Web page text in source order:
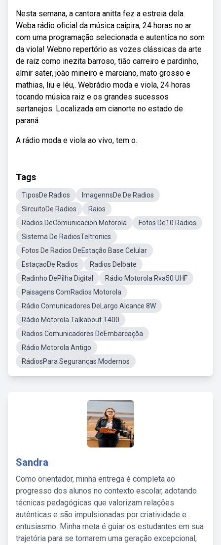
Nesta semana, a cantora anitta fez a estreia dela.
Weba rádio oficial da música caipira, 24 horas no ar
com uma programação selecionada e autentica no som
da viola! Webno repertório as vozes clássicas da arte
de raiz como inezita barroso, tião carreiro e pardinho,
almir sater, joão mineiro e marciano, mato grosso e
mathias, liu e léu,. Webrádio moda e viola, 24 horas
tocando música raiz e os grandes sucessos
sertanejos. Localizada em cianorte no estado de
paraná.
A rádio moda e viola ao vivo, tem o.
Tags
TiposDe Radios
ImagennsDe De Radios
SircuitoDe Radios
Raios
Radios DeComunicacion Motorola
Fotos De10 Radios
Sistema De RadiosTeltronics
Fotos De Radios DeEstação Base Celular
EstaçaoDe Radios
Radios DeIbate
Radinho DePilha Digital
Rádio Motorola Rva50 UHF
Paisagens ComRadios Motorola
Rádio Comunicadores DeLargo Alcance 8W
Rádio Motorola Talkabout T400
Radios Comunicadores DeEmbarcaçõa
Rádio Motorola Antigo
RádiosPara Seguranças Modernos
Sandra
Como orientador, minha entrega é completa ao
progresso dos alunos no contexto escolar, adotando
técnicas pedagógicas que valorizam relações
autênticas e são impulsionadas por criatividade e
entusiasmo. Minha meta é guiar os estudantes em sua
trajetória para se tornarem uma geração excepcional,